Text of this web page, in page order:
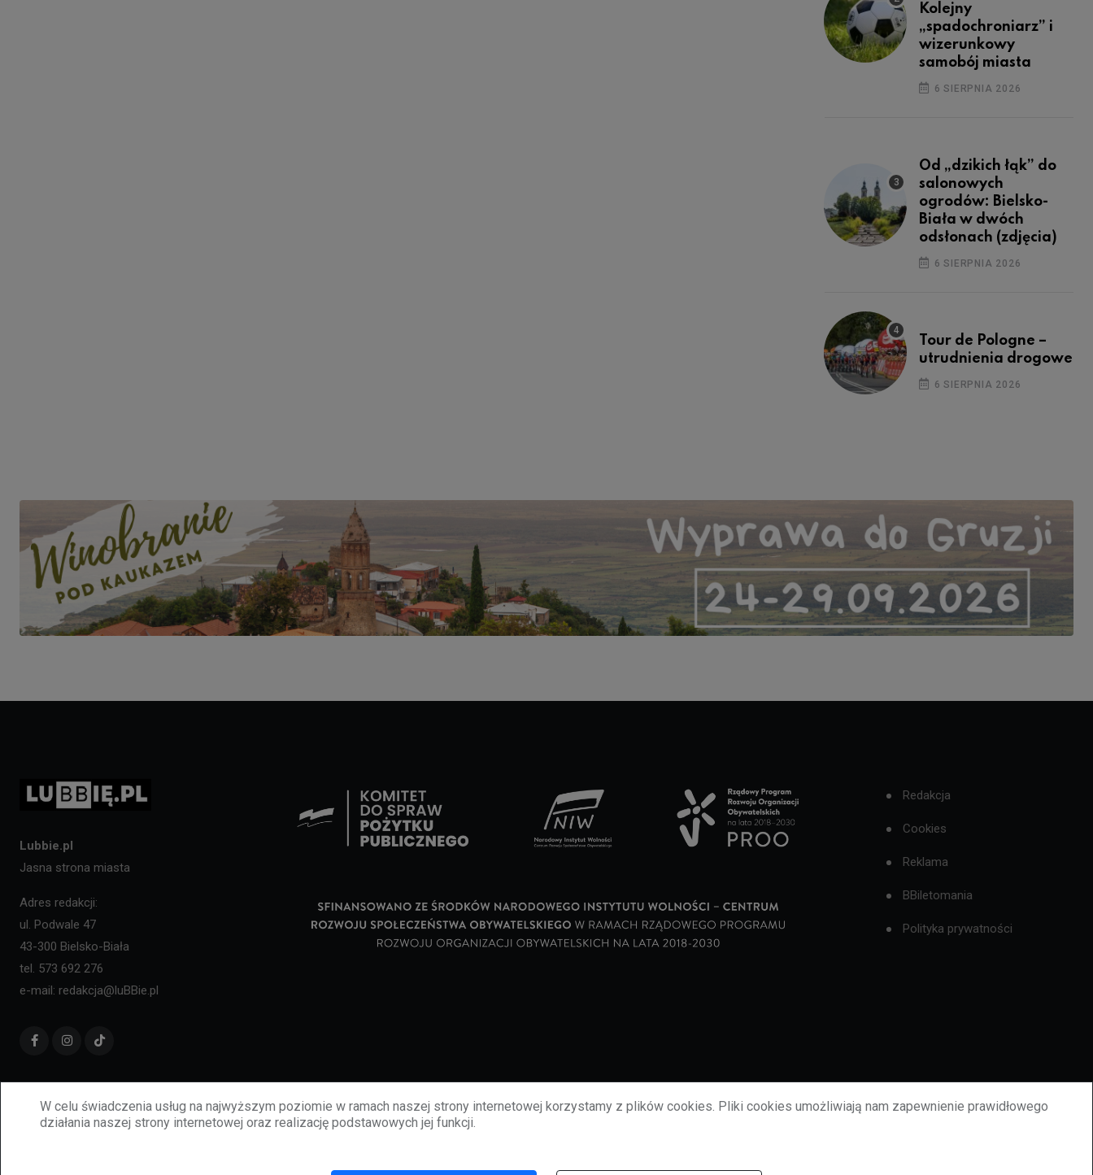
W celu świadczenia usług na najwyższym poziomie w ramach naszej strony internetowej korzystamy z plików cookies. Pliki cookies umożliwiają nam zapewnienie prawidłowego
działania naszej strony internetowej oraz realizację podstawowych jej funkcji.
Kolejny
„spadochroniarz” i
wizerunkowy
samobój miasta
6 SIERPNIA 2026
Od „dzikich łąk” do
salonowych
ogrodów: Bielsko-
Biała w dwóch
odsłonach (zdjęcia)
6 SIERPNIA 2026
Tour de Pologne –
utrudnienia drogowe
6 SIERPNIA 2026
Lubbie.pl
Jasna strona miasta
Adres redakcji:
ul. Podwale 47
43-300 Bielsko-Biała
tel. 573 692 276
e-mail: redakcja@luBBie.pl
Redakcja
Cookies
Reklama
BBiletomania
Polityka prywatności
©